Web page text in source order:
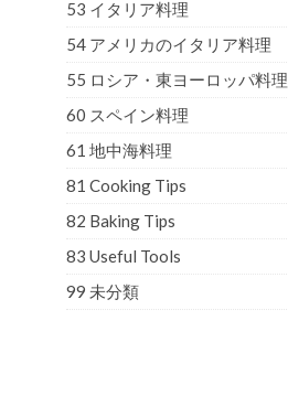
53 イタリア料理
54 アメリカのイタリア料理
55 ロシア・東ヨーロッパ料理
60 スペイン料理
61 地中海料理
81 Cooking Tips
82 Baking Tips
83 Useful Tools
99 未分類